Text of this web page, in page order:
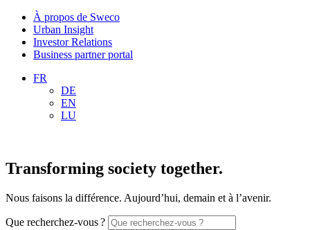
À propos de Sweco
Urban Insight
Investor Relations
Business partner portal
FR
DE
EN
LU
Transforming society together.
Nous faisons la différence. Aujourd’hui, demain et à l’avenir.
Que recherchez-vous ?